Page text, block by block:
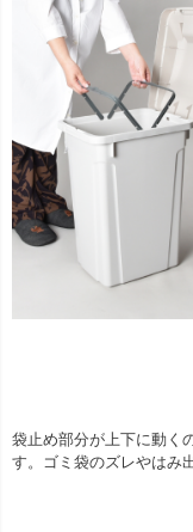
袋止め部分が上下に動く
す。ゴミ袋のズレやはみ